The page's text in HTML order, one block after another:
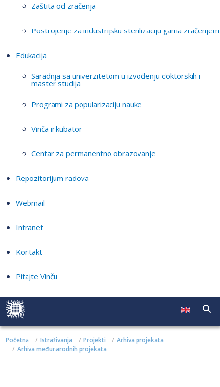
Zaštita od zračenja
Postrojenje za industrijsku sterilizaciju gama zračenjem
Edukacija
Saradnja sa univerzitetom u izvođenju doktorskih i
master studija
Programi za popularizaciju nauke
Vinča inkubator
Centar za permanentno obrazovanje
Repozitorijum radova
Webmail
Intranet
Kontakt
Pitajte Vinču
Početna Istraživanja Projekti
Arhiva projekata
Arhiva međunarodnih projekata